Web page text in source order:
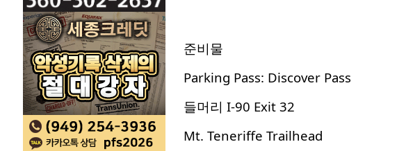
준비물
Parking Pass: Discover Pass
들머리 I-90 Exit 32
Mt. Teneriffe Trailhead